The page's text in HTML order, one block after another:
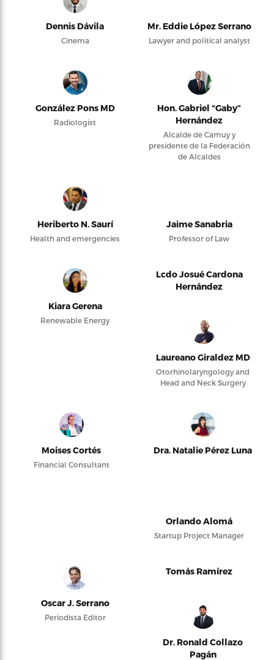
Dennis Dávila
Cinema
Mr. Eddie López Serrano
Lawyer and political analyst
González Pons MD
Radiologist
Hon. Gabriel “Gaby”
Hernández
Alcalde de Camuy y
presidente de la Federación
de Alcaldes
Heriberto N. Saurí
Health and emergencies
Jaime Sanabria
Professor of Law
Kiara Gerena
Renewable Energy
Lcdo Josué Cardona
Hernández
Laureano Giraldez MD
Otorhinolaryngology and
Head and Neck Surgery
Moises Cortés
Financial Consultant
Dra. Natalie Pérez Luna
Orlando Alomá
Startup Project Manager
Oscar J. Serrano
Periodista Editor
Tomás Ramírez
Dr. Ronald Collazo
Pagán